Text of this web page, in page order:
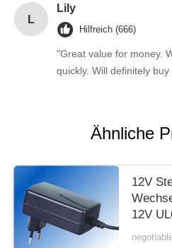
L
Lily
Hilfreich (666)
"Great value for money.
quickly. Will definitely
Ähnliche
12V
12V
Lasts-